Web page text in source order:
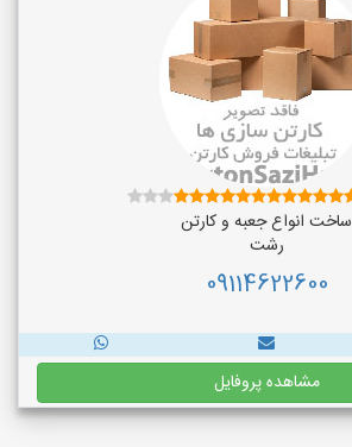
ساخت انواع جعبه و کارتن
رشت
09114622600
مشاهده پروفایل